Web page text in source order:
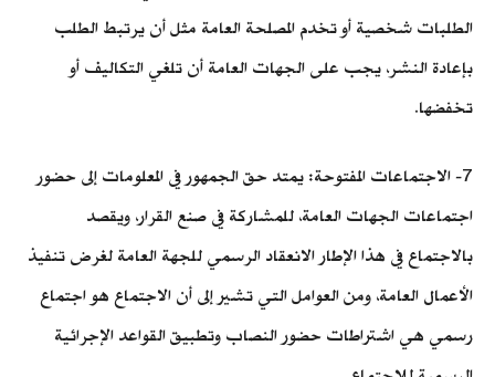
الطلبات شخصية أو تخدم المصلحة العامة مثل أن يرتبط الطلب
بإعادة النشر، يجب على الجهات العامة أن تلغي التكاليف أو
تخفضها.
7- الاجتماعات المفتوحة: يمتد حق الجمهور في المعلومات إلى حضور
اجتماعات الجهات العامة، للمشاركة في صنع القرار، ويقصد
بالاجتماع في هذا الإطار الانعقاد الرسمي للجهة العامة لغرض تنفيذ
الأعمال العامة، ومن العوامل التي تشير إلى أن الاجتماع هو اجتماع
رسمي هي اشتراطات حضور النصاب وتطبيق القواعد الإجرائية